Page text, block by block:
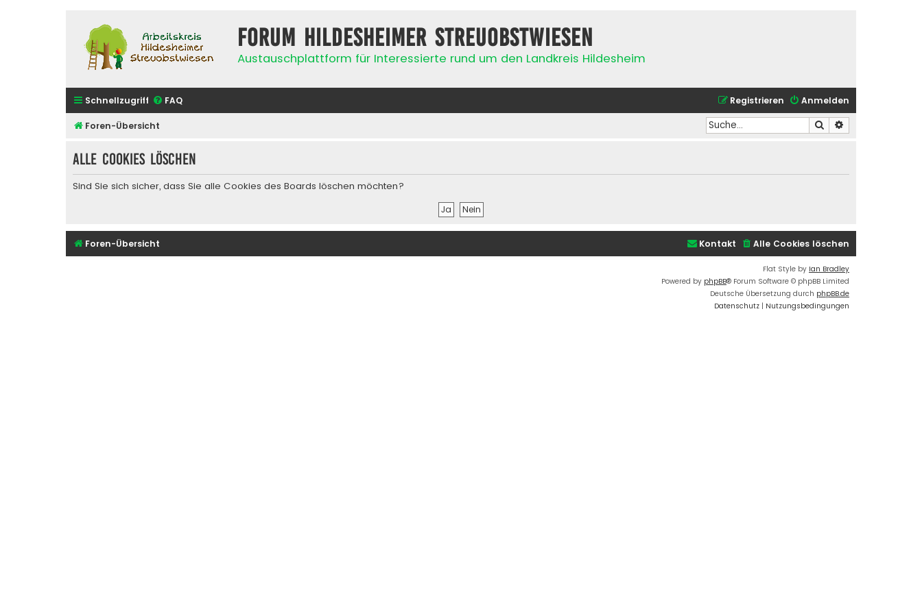
Forum Hildesheimer Streuobstwiesen
Austauschplattform für Interessierte rund um den Landkreis Hildesheim
Schnellzugriff FAQ Anmelden
Registrieren
Foren-Übersicht Suche
Alle Cookies löschen
Sind Sie sich sicher, dass Sie alle Cookies des Boards löschen möchten?
Foren-Übersicht Alle Cookies löschen
Kontakt
Flat Style by Ian Bradley
Powered by phpBB® Forum Software © phpBB Limited
Deutsche Übersetzung durch phpBB.de
Datenschutz | Nutzungsbedingungen